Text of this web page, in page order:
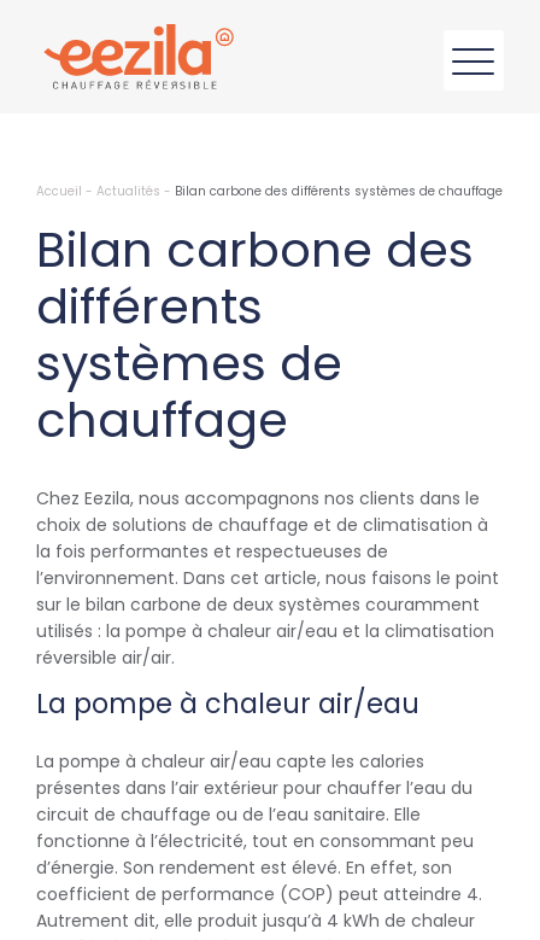
Accueil - Actualités - Bilan carbone des différents systèmes de chauffage
Bilan carbone des
différents
systèmes de
chauffage
Chez Eezila, nous accompagnons nos clients dans le
choix de solutions de chauffage et de climatisation à
la fois performantes et respectueuses de
l’environnement. Dans cet article, nous faisons le point
sur le bilan carbone de deux systèmes couramment
utilisés : la pompe à chaleur air/eau et la climatisation
réversible air/air.
La pompe à chaleur air/eau
La pompe à chaleur air/eau capte les calories
présentes dans l’air extérieur pour chauffer l’eau du
circuit de chauffage ou de l’eau sanitaire. Elle
fonctionne à l’électricité, tout en consommant peu
d’énergie. Son rendement est élevé. En effet, son
coefficient de performance (COP) peut atteindre 4.
Autrement dit, elle produit jusqu’à 4 kWh de chaleur